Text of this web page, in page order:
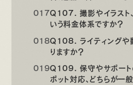
Q107. 撮影やイラスト
いう料金体系ですか？
Q108. ライティングや
りますか？
Q109. 保守やサポート
ポット対応、どちらが一